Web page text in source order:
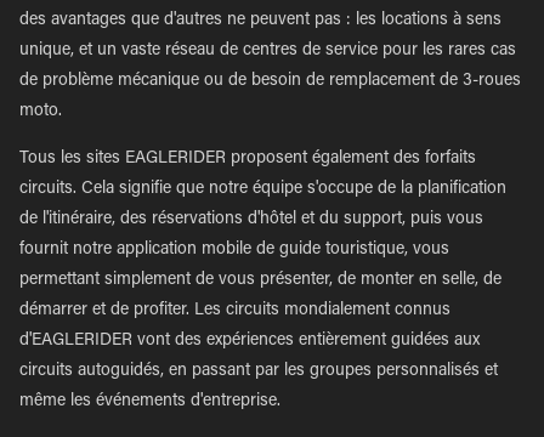
des avantages que d'autres ne peuvent pas : les locations à sens
unique, et un vaste réseau de centres de service pour les rares cas
de problème mécanique ou de besoin de remplacement de 3-roues
moto.
Tous les sites EAGLERIDER proposent également des forfaits
circuits. Cela signifie que notre équipe s'occupe de la planification
de l'itinéraire, des réservations d'hôtel et du support, puis vous
fournit notre application mobile de guide touristique, vous
permettant simplement de vous présenter, de monter en selle, de
démarrer et de profiter. Les circuits mondialement connus
d'EAGLERIDER vont des expériences entièrement guidées aux
circuits autoguidés, en passant par les groupes personnalisés et
même les événements d'entreprise.